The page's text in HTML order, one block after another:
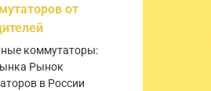
от
коммутаторы:
Рынок
в России